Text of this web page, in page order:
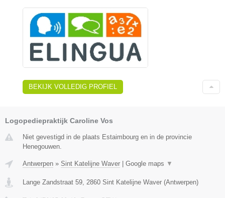
BEKIJK VOLLEDIG PROFIEL
Logopediepraktijk Caroline Vos
Niet gevestigd in de plaats Estaimbourg en in de provincie
Henegouwen.
Antwerpen » Sint Katelijne Waver Google maps ▼
Lange Zandstraat 59, 2860 Sint Katelijne Waver (Antwerpen)